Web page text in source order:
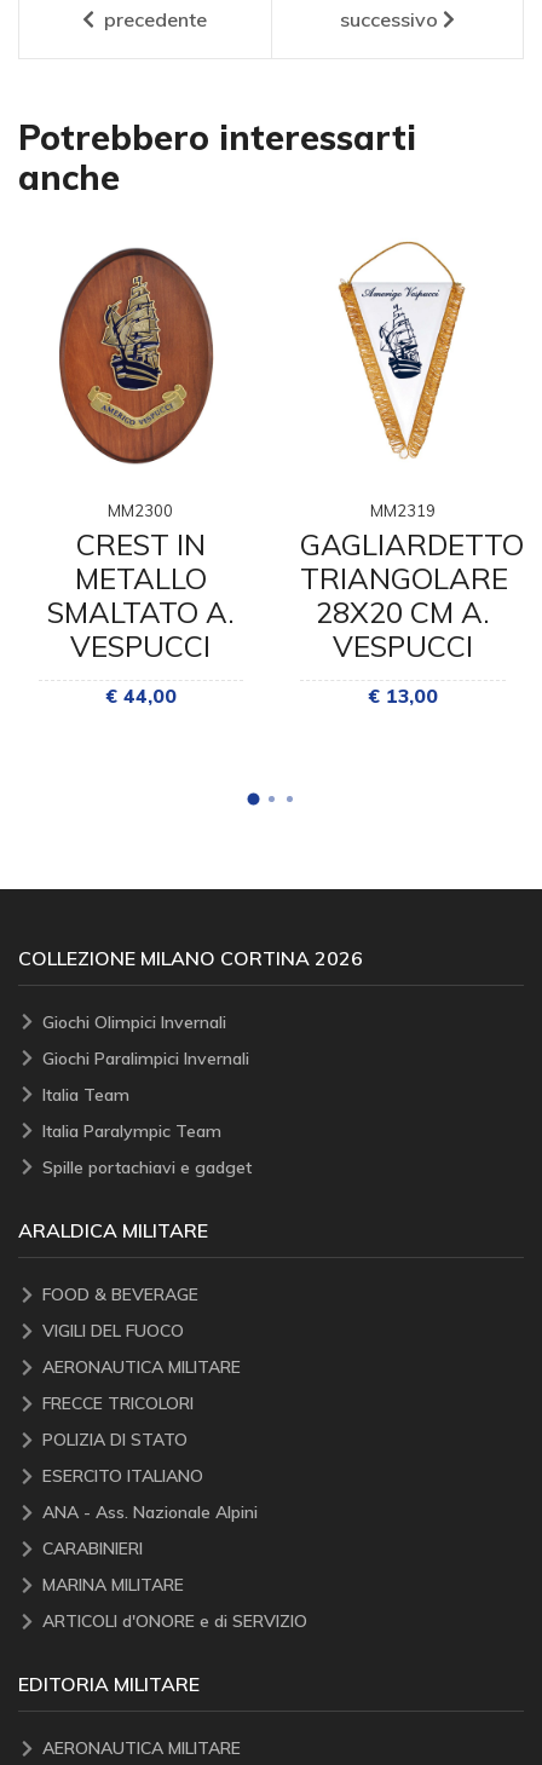
precedente successivo
Potrebbero interessarti
anche
MM2300
CREST IN
METALLO
SMALTATO A.
VESPUCCI
€ 44,00
MM2319
GAGLIARDETTO
TRIANGOLARE
28X20 CM A.
VESPUCCI
€ 13,00
COLLEZIONE MILANO CORTINA 2026
Giochi Olimpici Invernali
Giochi Paralimpici Invernali
Italia Team
Italia Paralympic Team
Spille portachiavi e gadget
ARALDICA MILITARE
FOOD & BEVERAGE
VIGILI DEL FUOCO
AERONAUTICA MILITARE
FRECCE TRICOLORI
POLIZIA DI STATO
ESERCITO ITALIANO
ANA - Ass. Nazionale Alpini
CARABINIERI
MARINA MILITARE
ARTICOLI d'ONORE e di SERVIZIO
EDITORIA MILITARE
AERONAUTICA MILITARE